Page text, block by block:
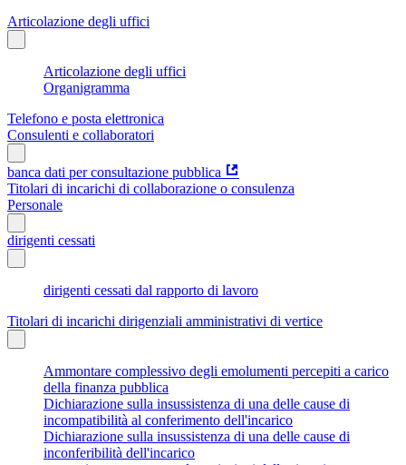
Articolazione degli uffici
Articolazione degli uffici
Organigramma
Telefono e posta elettronica
Consulenti e collaboratori
banca dati per consultazione pubblica
Titolari di incarichi di collaborazione o consulenza
Personale
dirigenti cessati
dirigenti cessati dal rapporto di lavoro
Titolari di incarichi dirigenziali amministrativi di vertice
Ammontare complessivo degli emolumenti percepiti a carico
della finanza pubblica
Dichiarazione sulla insussistenza di una delle cause di
incompatibilità al conferimento dell'incarico
Dichiarazione sulla insussistenza di una delle cause di
inconferibilità dell'incarico